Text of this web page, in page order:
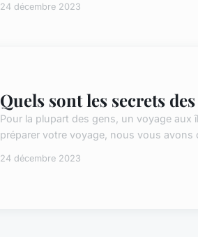
24 décembre 2023
Quels sont les secrets
Pour la plupart des gens, un voyage aux
préparer votre voyage, nous vous avons
24 décembre 2023